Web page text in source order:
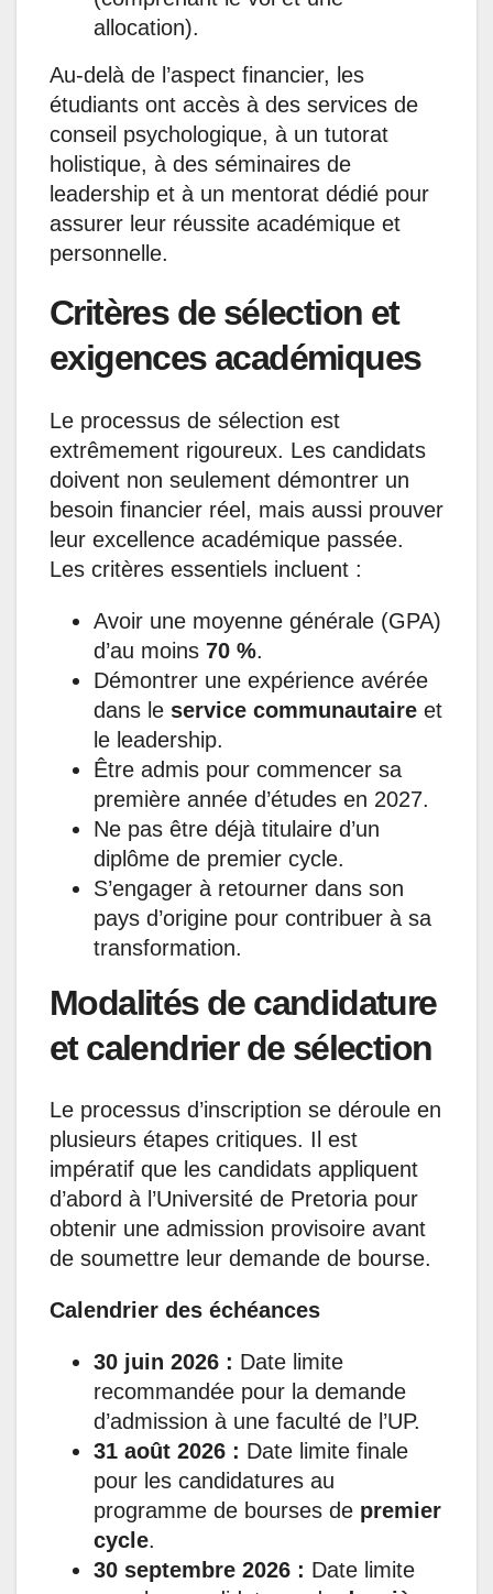
allocation).
Au-delà de l’aspect financier, les
étudiants ont accès à des services de
conseil psychologique, à un tutorat
holistique, à des séminaires de
leadership et à un mentorat dédié pour
assurer leur réussite académique et
personnelle.
Critères de sélection et
exigences académiques
Le processus de sélection est
extrêmement rigoureux. Les candidats
doivent non seulement démontrer un
besoin financier réel, mais aussi prouver
leur excellence académique passée.
Les critères essentiels incluent :
Avoir une moyenne générale (GPA)
d’au moins 70 %.
Démontrer une expérience avérée
dans le service communautaire et
le leadership.
Être admis pour commencer sa
première année d’études en 2027.
Ne pas être déjà titulaire d’un
diplôme de premier cycle.
S’engager à retourner dans son
pays d’origine pour contribuer à sa
transformation.
Modalités de candidature
et calendrier de sélection
Le processus d’inscription se déroule en
plusieurs étapes critiques. Il est
impératif que les candidats appliquent
d’abord à l’Université de Pretoria pour
obtenir une admission provisoire avant
de soumettre leur demande de bourse.
Calendrier des échéances
30 juin 2026 : Date limite
recommandée pour la demande
d’admission à une faculté de l’UP.
31 août 2026 : Date limite finale
pour les candidatures au
programme de bourses de premier
cycle.
30 septembre 2026 : Date limite